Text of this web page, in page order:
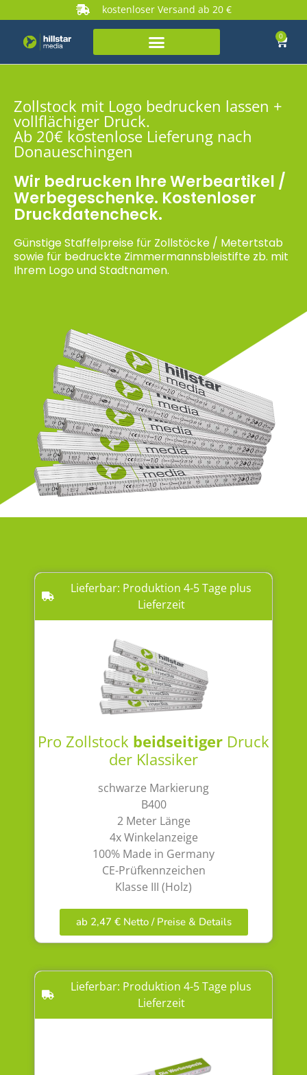
kostenloser Versand ab 20 €
0
Zollstock mit Logo bedrucken lassen +
vollflächiger Druck.
Ab 20€ kostenlose Lieferung nach
Donaueschingen
Wir bedrucken Ihre Werbeartikel /
Werbegeschenke. Kostenloser
Druckdatencheck.
Günstige Staffelpreise für Zollstöcke / Metertstab
sowie für bedruckte Zimmermannsbleistifte zb. mit
Ihrem Logo und Stadtnamen.
Lieferbar: Produktion 4-5 Tage plus
Lieferzeit
Pro Zollstock beidseitiger Druck
der Klassiker
schwarze Markierung
B400
2 Meter Länge
4x Winkelanzeige
100% Made in Germany
CE-Prüfkennzeichen
Klasse III (Holz)
ab 2,47 € Netto / Preise & Details
Lieferbar: Produktion 4-5 Tage plus
Lieferzeit